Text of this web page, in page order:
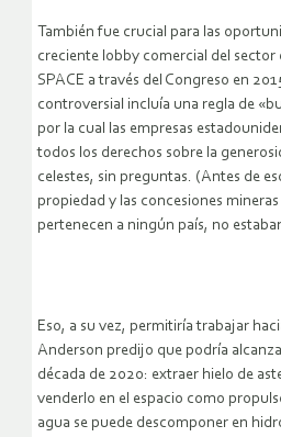
También fue crucial para las
creciente lobby comercial del sector
SPACE a través del Congreso en
controversial incluía una regla de
por la cual las empresas
todos los derechos sobre la
celestes, sin preguntas. (Antes de
propiedad y las concesiones
pertenecen a ningún país, no
Eso, a su vez, permitiría trabajar
Anderson predijo que podría
década de 2020: extraer hielo de
venderlo en el espacio como
agua se puede descomponer en